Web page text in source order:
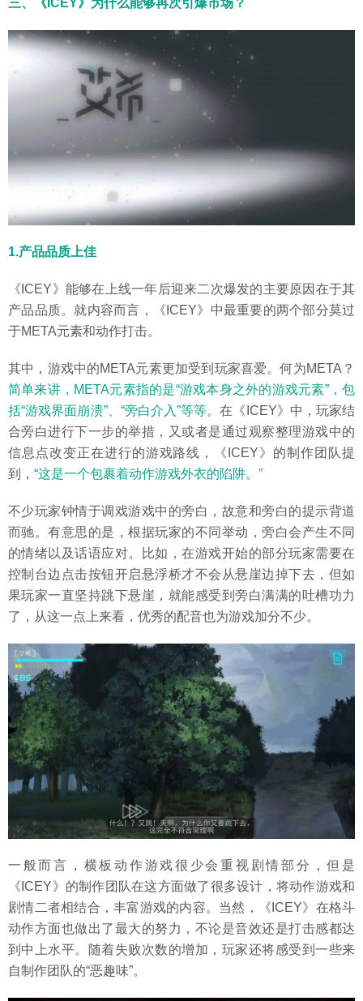
三、《ICEY》为什么能够再次引爆市场？
1.产品品质上佳
《ICEY》能够在上线一年后迎来二次爆发的主要原因在于其
产品品质。就内容而言，《ICEY》中最重要的两个部分莫过
于META元素和动作打击。
其中，游戏中的META元素更加受到玩家喜爱。何为META？
简单来讲，META元素指的是“游戏本身之外的游戏元素”，包
括“游戏界面崩溃”、“旁白介入”等等。在《ICEY》中，玩家结
合旁白进行下一步的举措，又或者是通过观察整理游戏中的
信息点改变正在进行的游戏路线，《ICEY》的制作团队提
到， “这是一个包裹着动作游戏外衣的陷阱。”
不少玩家钟情于调戏游戏中的旁白，故意和旁白的提示背道
而驰。有意思的是，根据玩家的不同举动，旁白会产生不同
的情绪以及话语应对。比如，在游戏开始的部分玩家需要在
控制台边点击按钮开启悬浮桥才不会从悬崖边掉下去，但如
果玩家一直坚持跳下悬崖，就能感受到旁白满满的吐槽功力
了，从这一点上来看，优秀的配音也为游戏加分不少。
一般而言，横板动作游戏很少会重视剧情部分，但是
《ICEY》的制作团队在这方面做了很多设计，将动作游戏和
剧情二者相结合，丰富游戏的内容。当然，《ICEY》在格斗
动作方面也做出了最大的努力，不论是音效还是打击感都达
到中上水平。随着失败次数的增加，玩家还将感受到一些来
自制作团队的“恶趣味”。